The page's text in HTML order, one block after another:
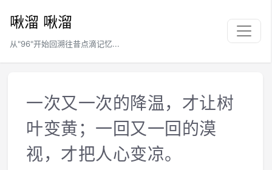
啾溜 啾溜
从"96"开始回溯往昔点滴记忆...
一次又一次的降温，才让树
叶变黄；一回又一回的漠
视，才把人心变凉。